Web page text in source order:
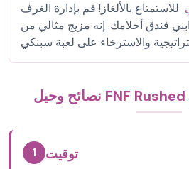
للاستمتاع بالألغاز! قم بإدارة الغرف
فندق أحلامك. إنه مزيج مثالي من
1 توقيت